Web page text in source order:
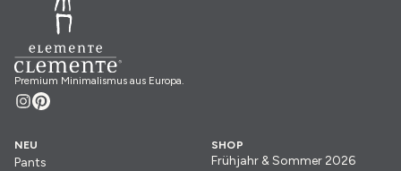
Premium Minimalismus aus Europa.
NEU
Pants
SHOP
Frühjahr & Sommer 2026